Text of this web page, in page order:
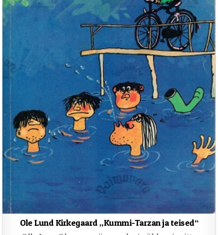
Ole Lund Kirkegaard „Kummi-Tarzan ja teised“